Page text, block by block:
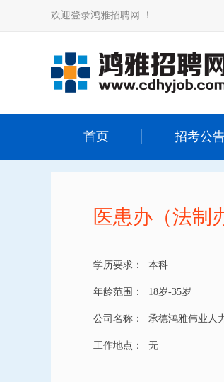
欢迎登录鸿雅招聘网 ！
首页 招考公
医患办（法制
学历要求： 本科
年龄范围： 18岁-35岁
公司名称： 承德鸿雅伟业人
工作地点： 无